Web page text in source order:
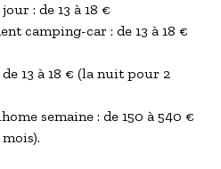
: de 13 à 18 €
camping-car : de 13 à 18 €
13 à 18 € (la nuit pour 2
semaine : de 150 à 540 €